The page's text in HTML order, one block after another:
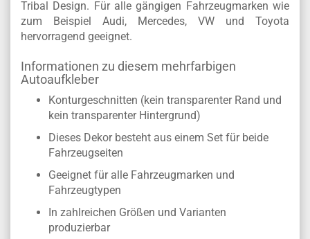
Tribal Design. Für alle gängigen Fahrzeugmarken wie
zum Beispiel Audi, Mercedes, VW und Toyota
hervorragend geeignet.
Informationen zu diesem mehrfarbigen
Autoaufkleber
Konturgeschnitten (kein transparenter Rand und
kein transparenter Hintergrund)
Dieses Dekor besteht aus einem Set für beide
Fahrzeugseiten
Geeignet für alle Fahrzeugmarken und
Fahrzeugtypen
In zahlreichen Größen und Varianten
produzierbar